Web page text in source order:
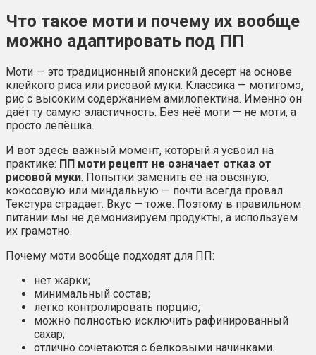
Что такое моти и почему их вообще
можно адаптировать под ПП
Моти — это традиционный японский десерт на основе
клейкого риса или рисовой муки. Классика — мотигомэ,
рис с высоким содержанием амилопектина. Именно он
даёт ту самую эластичность. Без неё моти — не моти, а
просто лепёшка.
И вот здесь важный момент, который я усвоил на
практике: ПП моти рецепт не означает отказ от
рисовой муки. Попытки заменить её на овсяную,
кокосовую или миндальную — почти всегда провал.
Текстура страдает. Вкус — тоже. Поэтому в правильном
питании мы не демонизируем продукты, а используем
их грамотно.
Почему моти вообще подходят для ПП:
нет жарки;
минимальный состав;
легко контролировать порцию;
можно полностью исключить рафинированный
сахар;
отлично сочетаются с белковыми начинками.